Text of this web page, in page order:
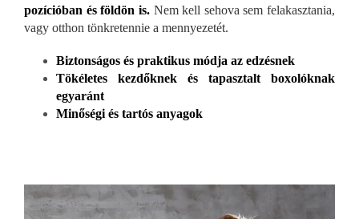
pozícióban és földön is.Nem kell sehova sem felakasztania,
vagy otthon tönkretennie a mennyezetét.
Biztonságos és praktikus módja az edzésnek
Tökéletes kezdőknek és tapasztalt boxolóknak
egyaránt
Minőségi és tartós anyagok